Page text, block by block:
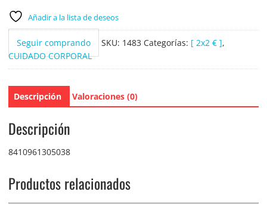
Añadir a la lista de deseos
Seguir comprando SKU: 1483 Categorías: [ 2x2 € ],
CUIDADO CORPORAL
Descripción Valoraciones (0)
Descripción
8410961305038
Productos relacionados